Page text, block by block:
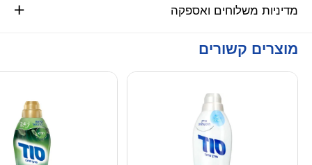
מדיניות משלוחים ואספקה
מוצרים קשורים